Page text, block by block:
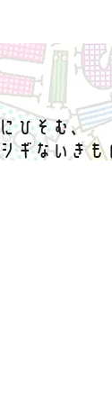
ひそむ、
ギないきも